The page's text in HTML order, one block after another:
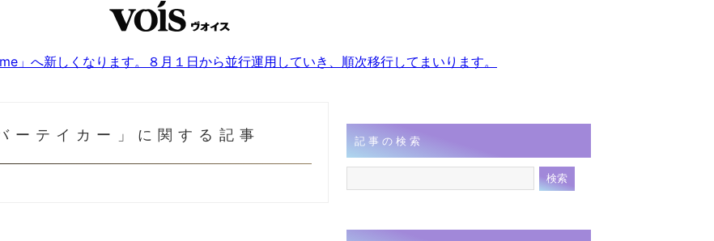
」へ新しくなります。８月１日から並行運用していき、順次移行してまいります。
ーテイカー」に関する記事 記事の検索